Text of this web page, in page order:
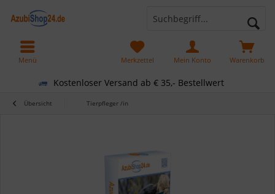
Kostenloser Versand ab € 35,- Bestellwert
Warenkorb
Merkzettel Mein Konto
Menü
Übersicht Tierpfleger /in